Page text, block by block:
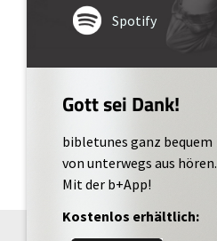
Spotify
Gott sei Dank!
bibletunes ganz bequem
von unterwegs aus hören.
Mit der b+App!
Kostenlos erhältlich: